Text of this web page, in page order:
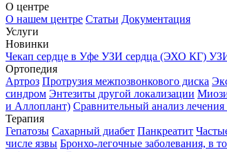
О центре
О нашем центре Статьи Документация
Услуги
Новинки
Чекап сердце в Уфе УЗИ сердца (ЭХО КГ)
Ортопедия
Артроз Протрузия межпозвонкового диска
синдром Энтезиты другой локализации
и Аллоплант) Сравнительный анализ
Терапия
Гепатозы Сахарный диабет Панкреатит
числе язвы Бронхо-легочные заболевания, в